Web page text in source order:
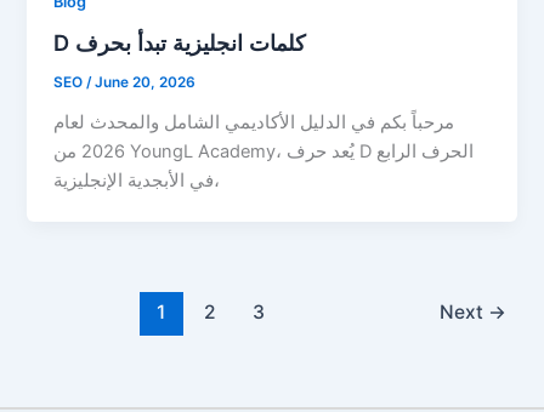
D كلمات انجليزية تبدأ بحرف
SEO/June 20, 2026
مرحباً بكم في الدليل الأكاديمي الشامل والمحدث لعام
2026 من YoungL Academy، يُعد حرف D الحرف الرابع
في الأبجدية الإنجليزية،
1 2 3 Next →